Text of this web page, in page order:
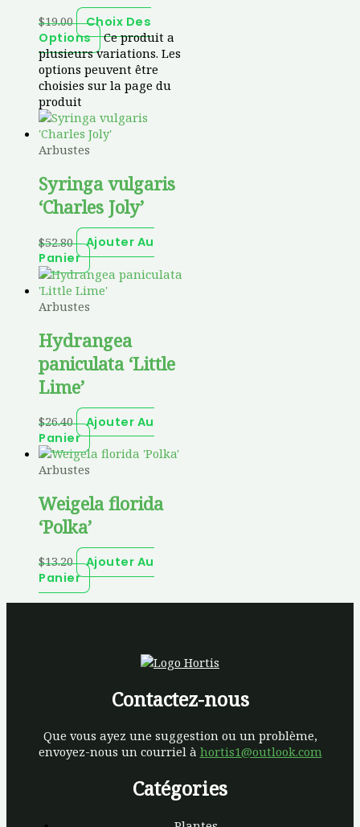
$19.00
Choix Des
Options
Ce produit a
plusieurs variations. Les
options peuvent être
choisies sur la page du
produit
Arbustes
Syringa vulgaris
‘Charles Joly’
$52.80
Ajouter Au
Panier
Arbustes
Hydrangea
paniculata ‘Little
Lime’
$26.40
Ajouter Au
Panier
Arbustes
Weigela florida
‘Polka’
$13.20
Ajouter Au
Panier
Contactez-nous
Que vous ayez une suggestion ou un problème,
envoyez-nous un courriel à hortis1@outlook.com
Catégories